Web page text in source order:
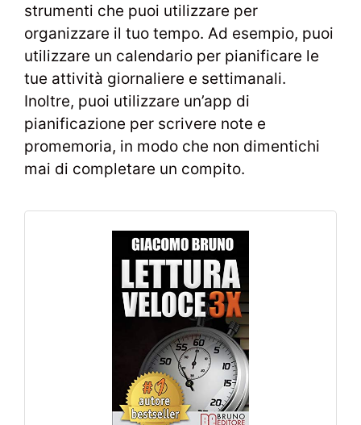
strumenti che puoi utilizzare per
organizzare il tuo tempo. Ad esempio, puoi
utilizzare un calendario per pianificare le
tue attività giornaliere e settimanali.
Inoltre, puoi utilizzare un’app di
pianificazione per scrivere note e
promemoria, in modo che non dimentichi
mai di completare un compito.